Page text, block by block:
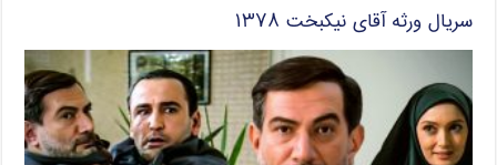
سریال ورثه آقای نیکبخت ۱۳۷۸